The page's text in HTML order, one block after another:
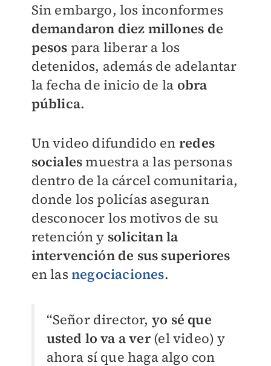
Sin embargo, los inconformes
demandaron diez millones de
pesos para liberar a los
detenidos, además de adelantar
la fecha de inicio de la obra
pública.
Un video difundido en redes
socialesmuestra a las personas
dentro de la cárcel comunitaria,
donde los policías aseguran
desconocer los motivos de su
retención y solicitan la
intervención de sus superiores
en lasnegociaciones.
“Señor director, yo sé que
usted lo va a ver(el video) y
ahora sí que haga algo con